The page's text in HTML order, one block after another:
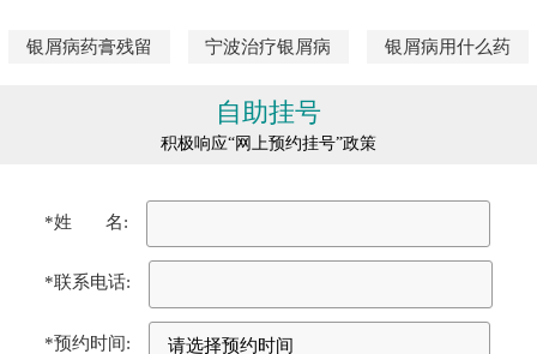
银屑病药膏残留 宁波治疗银屑病 银屑病用什么药
自助挂号
积极响应“网上预约挂号”政策
*姓 名:
*联系电话:
*预约时间: